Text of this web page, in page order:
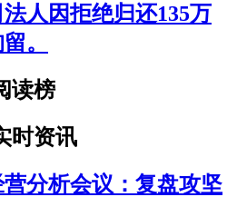
人因拒绝归还135万
。
读榜
时资讯
分析会议：复盘攻坚